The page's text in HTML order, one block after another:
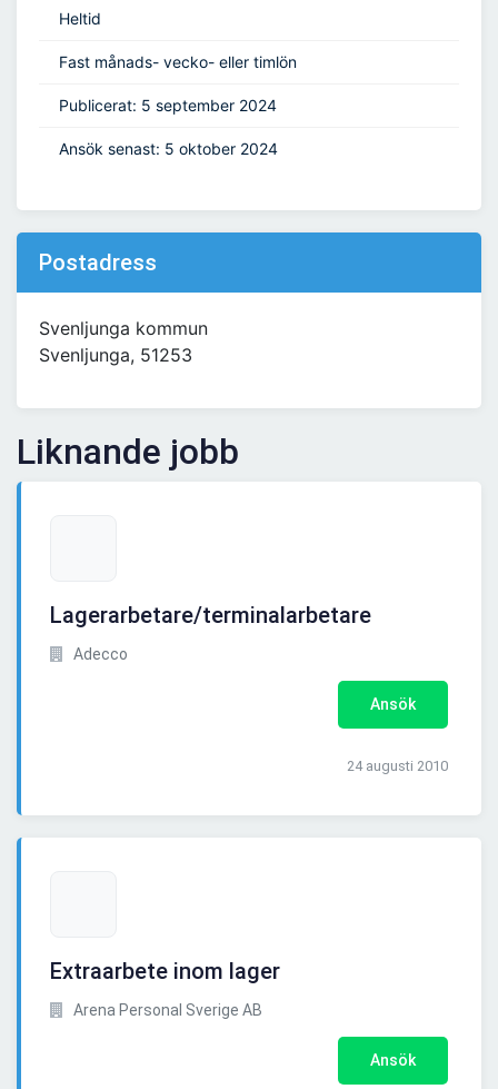
Heltid
Fast månads- vecko- eller timlön
Publicerat: 5 september 2024
Ansök senast: 5 oktober 2024
Postadress
Svenljunga kommun
Svenljunga, 51253
Liknande jobb
Lagerarbetare/terminalarbetare
Adecco
Ansök
24 augusti 2010
Extraarbete inom lager
Arena Personal Sverige AB
Ansök